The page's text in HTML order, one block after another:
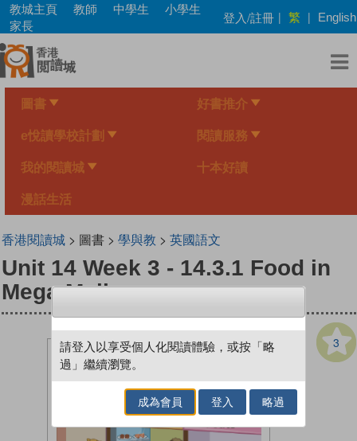
Skip
main
content
教城主頁 教師 中學生
小學生
家長
登入/註冊 | 繁 | English
圖書 好書推介
e悅讀學校計劃 閱讀服務
我的閱讀城 十本好讀
漫話生活
香港閱讀城> 圖書 > 學與教 > 英國語文
Unit 14 Week 3 - 14.3.1 Food in
Mega Mall
3
請登入以享受個人化閱讀體驗，或按「略
過」繼續瀏覽。
成為會員 登入 略過